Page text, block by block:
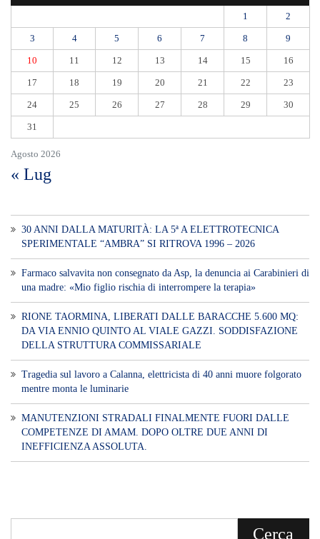
Agosto 2026
1 2
3 4 5 6 7 8 9
10 11 12 13 14 15 16
17 18 19 20 21 22 23
24 25 26 27 28 29 30
31
« Lug
30 ANNI DALLA MATURITÀ: LA 5ª A ELETTROTECNICA
SPERIMENTALE “AMBRA” SI RITROVA 1996 – 2026
Farmaco salvavita non consegnato da Asp, la denuncia ai Carabinieri di
una madre: «Mio figlio rischia di interrompere la terapia»
RIONE TAORMINA, LIBERATI DALLE BARACCHE 5.600 MQ:
DA VIA ENNIO QUINTO AL VIALE GAZZI. SODDISFAZIONE
DELLA STRUTTURA COMMISSARIALE
Tragedia sul lavoro a Calanna, elettricista di 40 anni muore folgorato
mentre monta le luminarie
MANUTENZIONI STRADALI FINALMENTE FUORI DALLE
COMPETENZE DI AMAM. DOPO OLTRE DUE ANNI DI
INEFFICIENZA ASSOLUTA.